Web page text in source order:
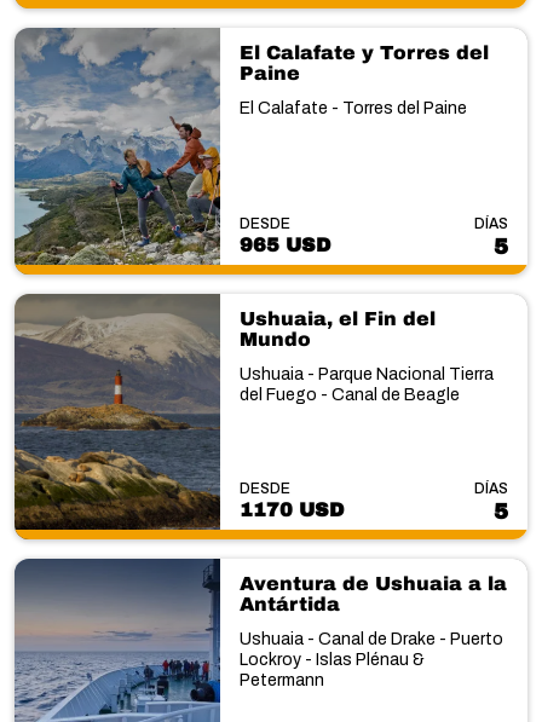
El Calafate y Torres del
Paine
El Calafate - Torres del Paine
DESDE
965 USD
DÍAS
5
Ushuaia, el Fin del
Mundo
Ushuaia - Parque Nacional Tierra
del Fuego - Canal de Beagle
DESDE
1170 USD
DÍAS
5
Aventura de Ushuaia a la
Antártida
Ushuaia - Canal de Drake - Puerto
Lockroy - Islas Plénau &
Petermann